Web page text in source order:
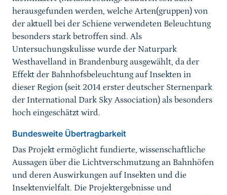
herausgefunden werden, welche Arten(gruppen) von
der aktuell bei der Schiene verwendeten Beleuchtung
besonders stark betroffen sind. Als
Untersuchungskulisse wurde der Naturpark
Westhavelland in Brandenburg ausgewählt, da der
Effekt der Bahnhofsbeleuchtung auf Insekten in
dieser Region (seit 2014 erster deutscher Sternenpark
der International Dark Sky Association) als besonders
hoch eingeschätzt wird.
Bundesweite Übertragbarkeit
Das Projekt ermöglicht fundierte, wissenschaftliche
Aussagen über die Lichtverschmutzung an Bahnhöfen
und deren Auswirkungen auf Insekten und die
Insektenvielfalt. Die Projektergebnisse und